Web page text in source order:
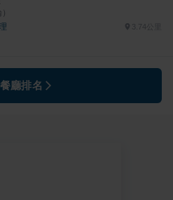
3.74公里
廳排名